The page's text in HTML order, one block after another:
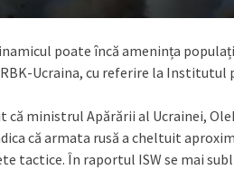
poate încă amenința
Ucraina, cu referire la Institutul
ministrul Apărării al Ucrainei,
că armata rusă a cheltuit
tactice. În raportul ISW se mai